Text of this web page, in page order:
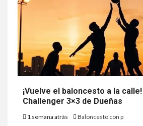
¡Vuelve el baloncesto a la
Challenger 3×3 de Dueñas
1 semana atrás Baloncesto con p